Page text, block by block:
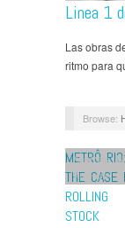
Linea 1
Las obras
ritmo para
Browse:
METRÔ RIO:
THE CASE
ROLLING
STOCK
Analysis,
America